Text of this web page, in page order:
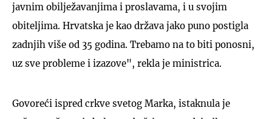
javnim obilježavanjima i proslavama, i u svojim
obiteljima. Hrvatska je kao država jako puno postigla
zadnjih više od 35 godina. Trebamo na to biti ponosni,
uz sve probleme i izazove", rekla je ministrica.
Govoreći ispred crkve svetog Marka, istaknula je